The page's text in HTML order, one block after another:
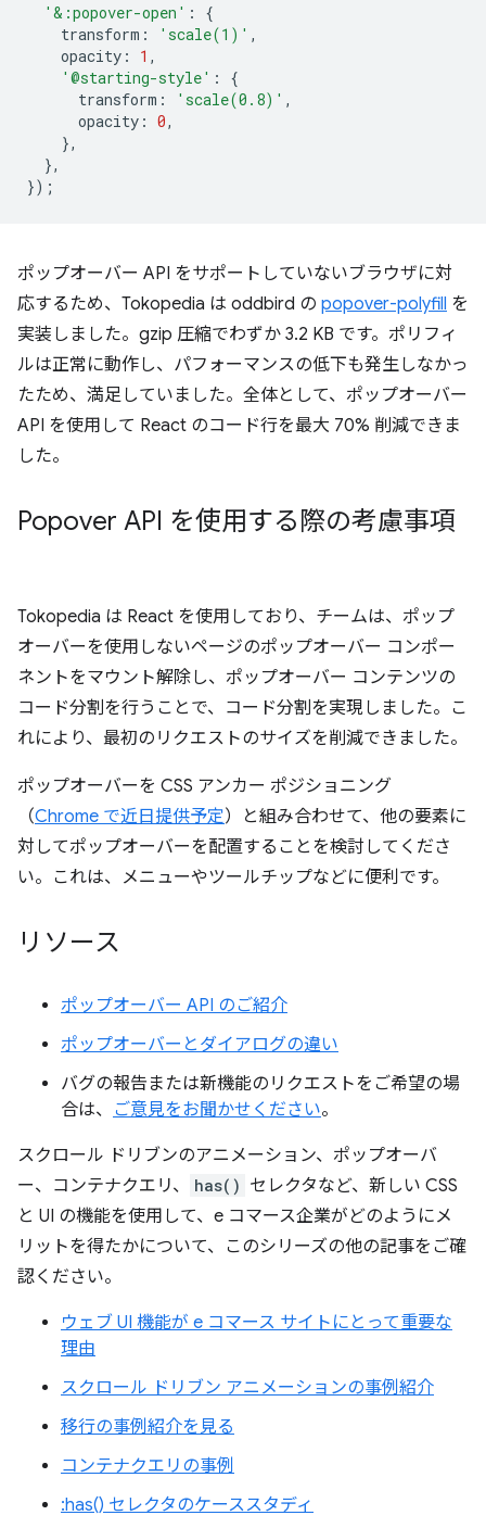
'&:popover-open' :
{
transform : 'scale(1)' ,
opacity : 1 ,
'@starting-style' :
{
transform : 'scale(0.8)' ,
opacity : 0,
},
},
});
ポップオーバー API をサポートしていないブラウザに対
応するため、Tokopedia は oddbird の popover-polyfill を
実装しました。gzip 圧縮でわずか 3.2 KB です。ポリフィ
ルは正常に動作し、パフォーマンスの低下も発生しなかっ
たため、満足していました。全体として、ポップオーバー
API を使用して React のコード行を最大 70% 削減できま
した。
Popover API を使用する際の考慮事項
Tokopedia は React を使用しており、チームは、ポップ
オーバーを使用しないページのポップオーバー コンポー
ネントをマウント解除し、ポップオーバー コンテンツの
コード分割を行うことで、コード分割を実現しました。こ
れにより、最初のリクエストのサイズを削減できました。
ポップオーバーを CSS アンカー ポジショニング
（Chrome で近日提供予定）と組み合わせて、他の要素に
対してポップオーバーを配置することを検討してくださ
い。これは、メニューやツールチップなどに便利です。
リソース
ポップオーバー API のご紹介
ポップオーバーとダイアログの違い
バグの報告または新機能のリクエストをご希望の場
合は、 ご意見をお聞かせください。
スクロール ドリブンのアニメーション、ポップオーバ
ー、コンテナクエリ、
has() セレクタなど、新しい CSS
と UI の機能を使用して、e コマース企業がどのようにメ
リットを得たかについて、このシリーズの他の記事をご確
認ください。
ウェブ UI 機能が e コマース サイトにとって重要な
理由
スクロール ドリブン アニメーションの事例紹介
移行の事例紹介を見る
コンテナクエリの事例
:has() セレクタのケーススタディ